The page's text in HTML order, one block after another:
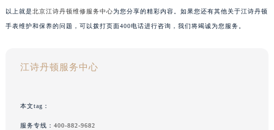
以上就是北京江诗丹顿维修服务中心为您分享的精彩内容。如果您还有其他关于江诗丹顿
手表维护和保养的问题，可以拨打页面400电话进行咨询，我们将竭诚为您服务。
江诗丹顿服务中心
本文tag：
服务专线： 400-882-9682